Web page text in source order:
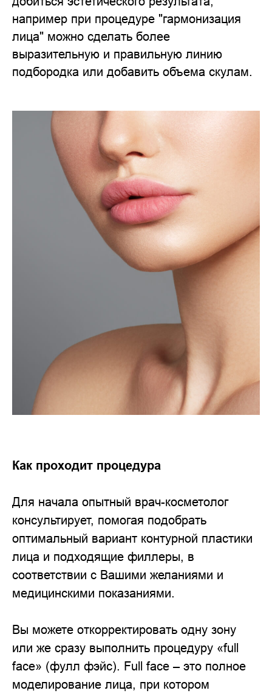
например при процедуре "гармонизация
лица" можно сделать более
выразительную и правильную линию
подбородка или добавить объема скулам.
Как проходит процедура
Для начала опытный врач-косметолог
консультирует, помогая подобрать
оптимальный вариант контурной пластики
лица и подходящие филлеры, в
соответствии с Вашими желаниями и
медицинскими показаниями.
Вы можете откорректировать одну зону
или же сразу выполнить процедуру «full
face» (фулл фэйс). Full face – это полное
моделирование лица, при котором